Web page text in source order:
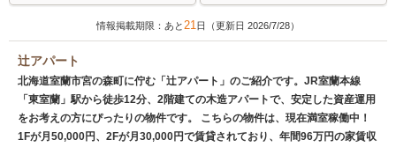
情報掲載期限：あと21日（更新日 2026/7/28）
辻アパート
北海道室蘭市宮の森町に佇む「辻アパート」のご紹介です。JR室蘭本線
「東室蘭」駅から徒歩12分、2階建ての木造アパートで、安定した資産運用
をお考えの方にぴったりの物件です。 こちらの物件は、現在満室稼働中！
1Fが月50,000円、2Fが月30,000円で賃貸されており、年間96万円の家賃収